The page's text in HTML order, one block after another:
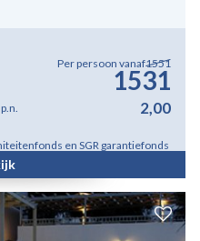
Per persoon vanaf1551
1531
2,00
en SGR garantiefonds